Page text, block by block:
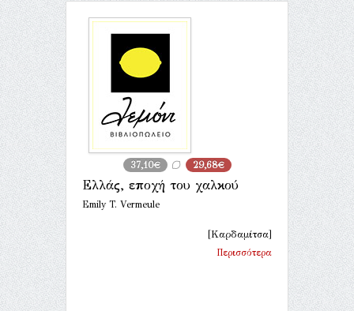
37,10€ 29,68€
Ελλάς, εποχή του χαλκού
Emily T. Vermeule
[Καρδαμίτσα]
Περισσότερα